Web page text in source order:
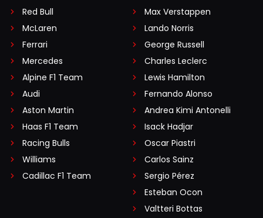
Red Bull
McLaren
Ferrari
Mercedes
Alpine F1 Team
Audi
Aston Martin
Haas F1 Team
Racing Bulls
Williams
Cadillac F1 Team
Max Verstappen
Lando Norris
George Russell
Charles Leclerc
Lewis Hamilton
Fernando Alonso
Andrea Kimi Antonelli
Isack Hadjar
Oscar Piastri
Carlos Sainz
Sergio Pérez
Esteban Ocon
Valtteri Bottas